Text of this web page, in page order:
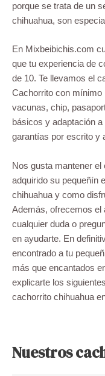
porque se trata de un
chihuahua, son
En Mixbeibichis.com
que tu experiencia de
de 10. Te llevamos el
Cachorrito con mínimo
vacunas, chip,
básicos y adaptación
garantías por escrito y
Nos gusta mantener
adquirido su pequeñín
chihuahua y como
Además, ofrecemos el
cualquier duda o
en ayudarte. En
encontrado a tu
más que encantados
explicarte los
cachorrito chihuahua
Nuestros